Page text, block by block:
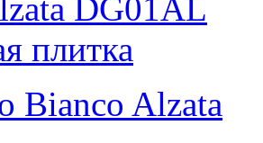
Bianco Alzata